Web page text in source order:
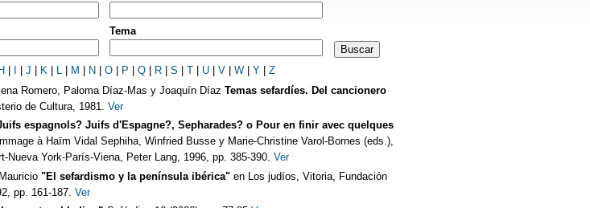
Tema
H J K L M N O P Q R S T U V W Y
Z
Romero, Paloma Díaz-Mas y Joaquín Díaz Temas sefardíes. Del cancionero
de Cultura, 1981. Ver
espagnols? Juifs d'Espagne?, Sepharades? o Pour en finir avec quelques
à Haïm Vidal Sephiha, Winfried Busse y Marie-Christine Varol-Bornes (eds.),
Nueva York-París-Viena, Peter Lang, 1996, pp. 385-390. Ver
"El sefardismo y la península ibérica" en Los judíos, Vitoria, Fundación
pp. 161-187. Ver